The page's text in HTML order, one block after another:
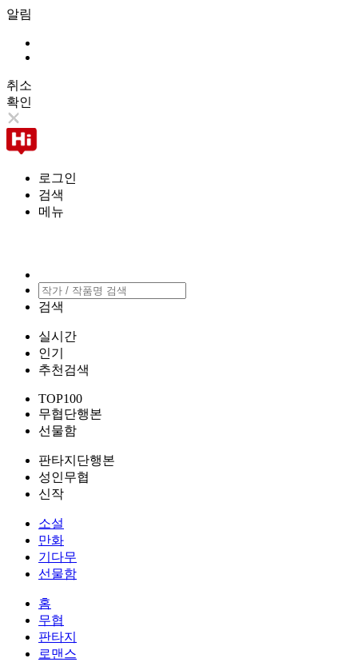
알림
취소
확인
로그인
검색
메뉴
검색
실시간
인기
추천검색
TOP100
무협단행본
선물함
판타지단행본
성인무협
신작
소설
만화
기다무
선물함
홈
무협
판타지
로맨스